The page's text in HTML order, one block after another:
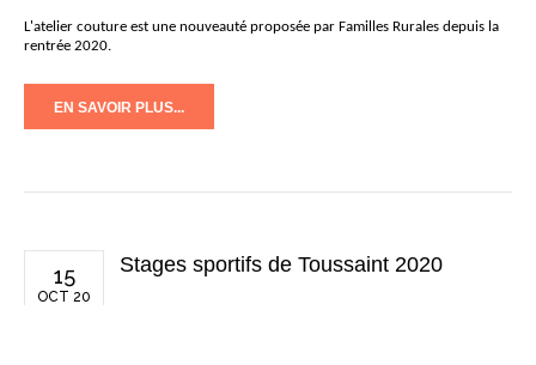
L'atelier couture est une nouveauté proposée par Familles Rurales depuis la
rentrée 2020.
EN SAVOIR PLUS...
15
OCT 20
Stages sportifs de Toussaint 2020